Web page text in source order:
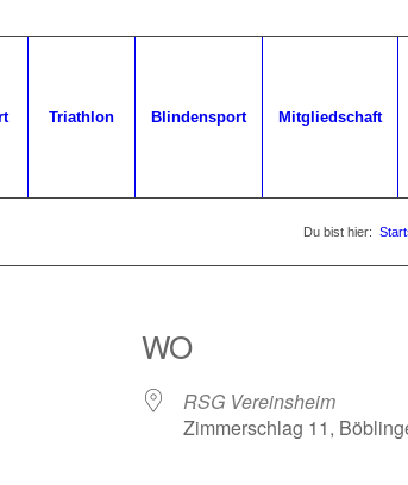
Triathlon Blindensport Mitgliedschaft
Du bist hier:
WO
RSG Vereinsheim
Zimmerschlag 11,